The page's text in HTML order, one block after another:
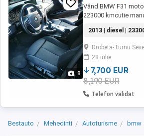
8
Vând BMW F31
223000 kmcutie
hedap ul display,
senzori parcare față
display, navigație
haion electric și
2013 | diesel |
Drobeta-Turnu
28 iulie
7,700 EUR
8,190 EUR
Telefon validat
Bestauto Mehedinti Autoturisme bmw